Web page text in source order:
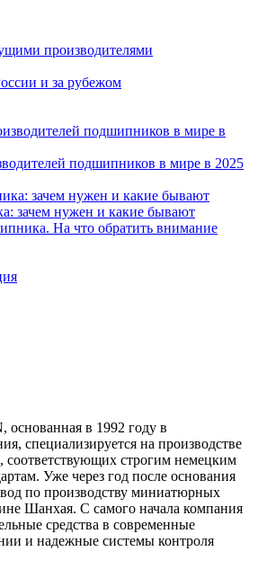
производителями
и за рубежом
подшипников в мире в 2025
зачем нужен и какие бывают
На что обратить внимание
в 1992 году в
специализируется на производстве
строгим немецким
Уже через год после основания
по производству миниатюрных
Шанхая. С самого начала компания
средства в современные
и надежные системы контроля